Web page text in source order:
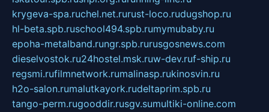
krygeva-spa.ruchel.net.rurust-loco.rudugshop.ru
hl-beta.spb.ruschool494.spb.rumymubaby.ru
epoha-metalband.rungr.spb.rurusgosnews.com
dieselvostok.ru24hostel.msk.ruw-dev.ruf-ship.ru
regsmi.rufilmnetwork.rumalinasp.rukinosvin.ru
h2o-salon.rumalutkayork.rudeltaprim.spb.ru
tango-perm.rugooddir.rusgv.sumultiki-online.com